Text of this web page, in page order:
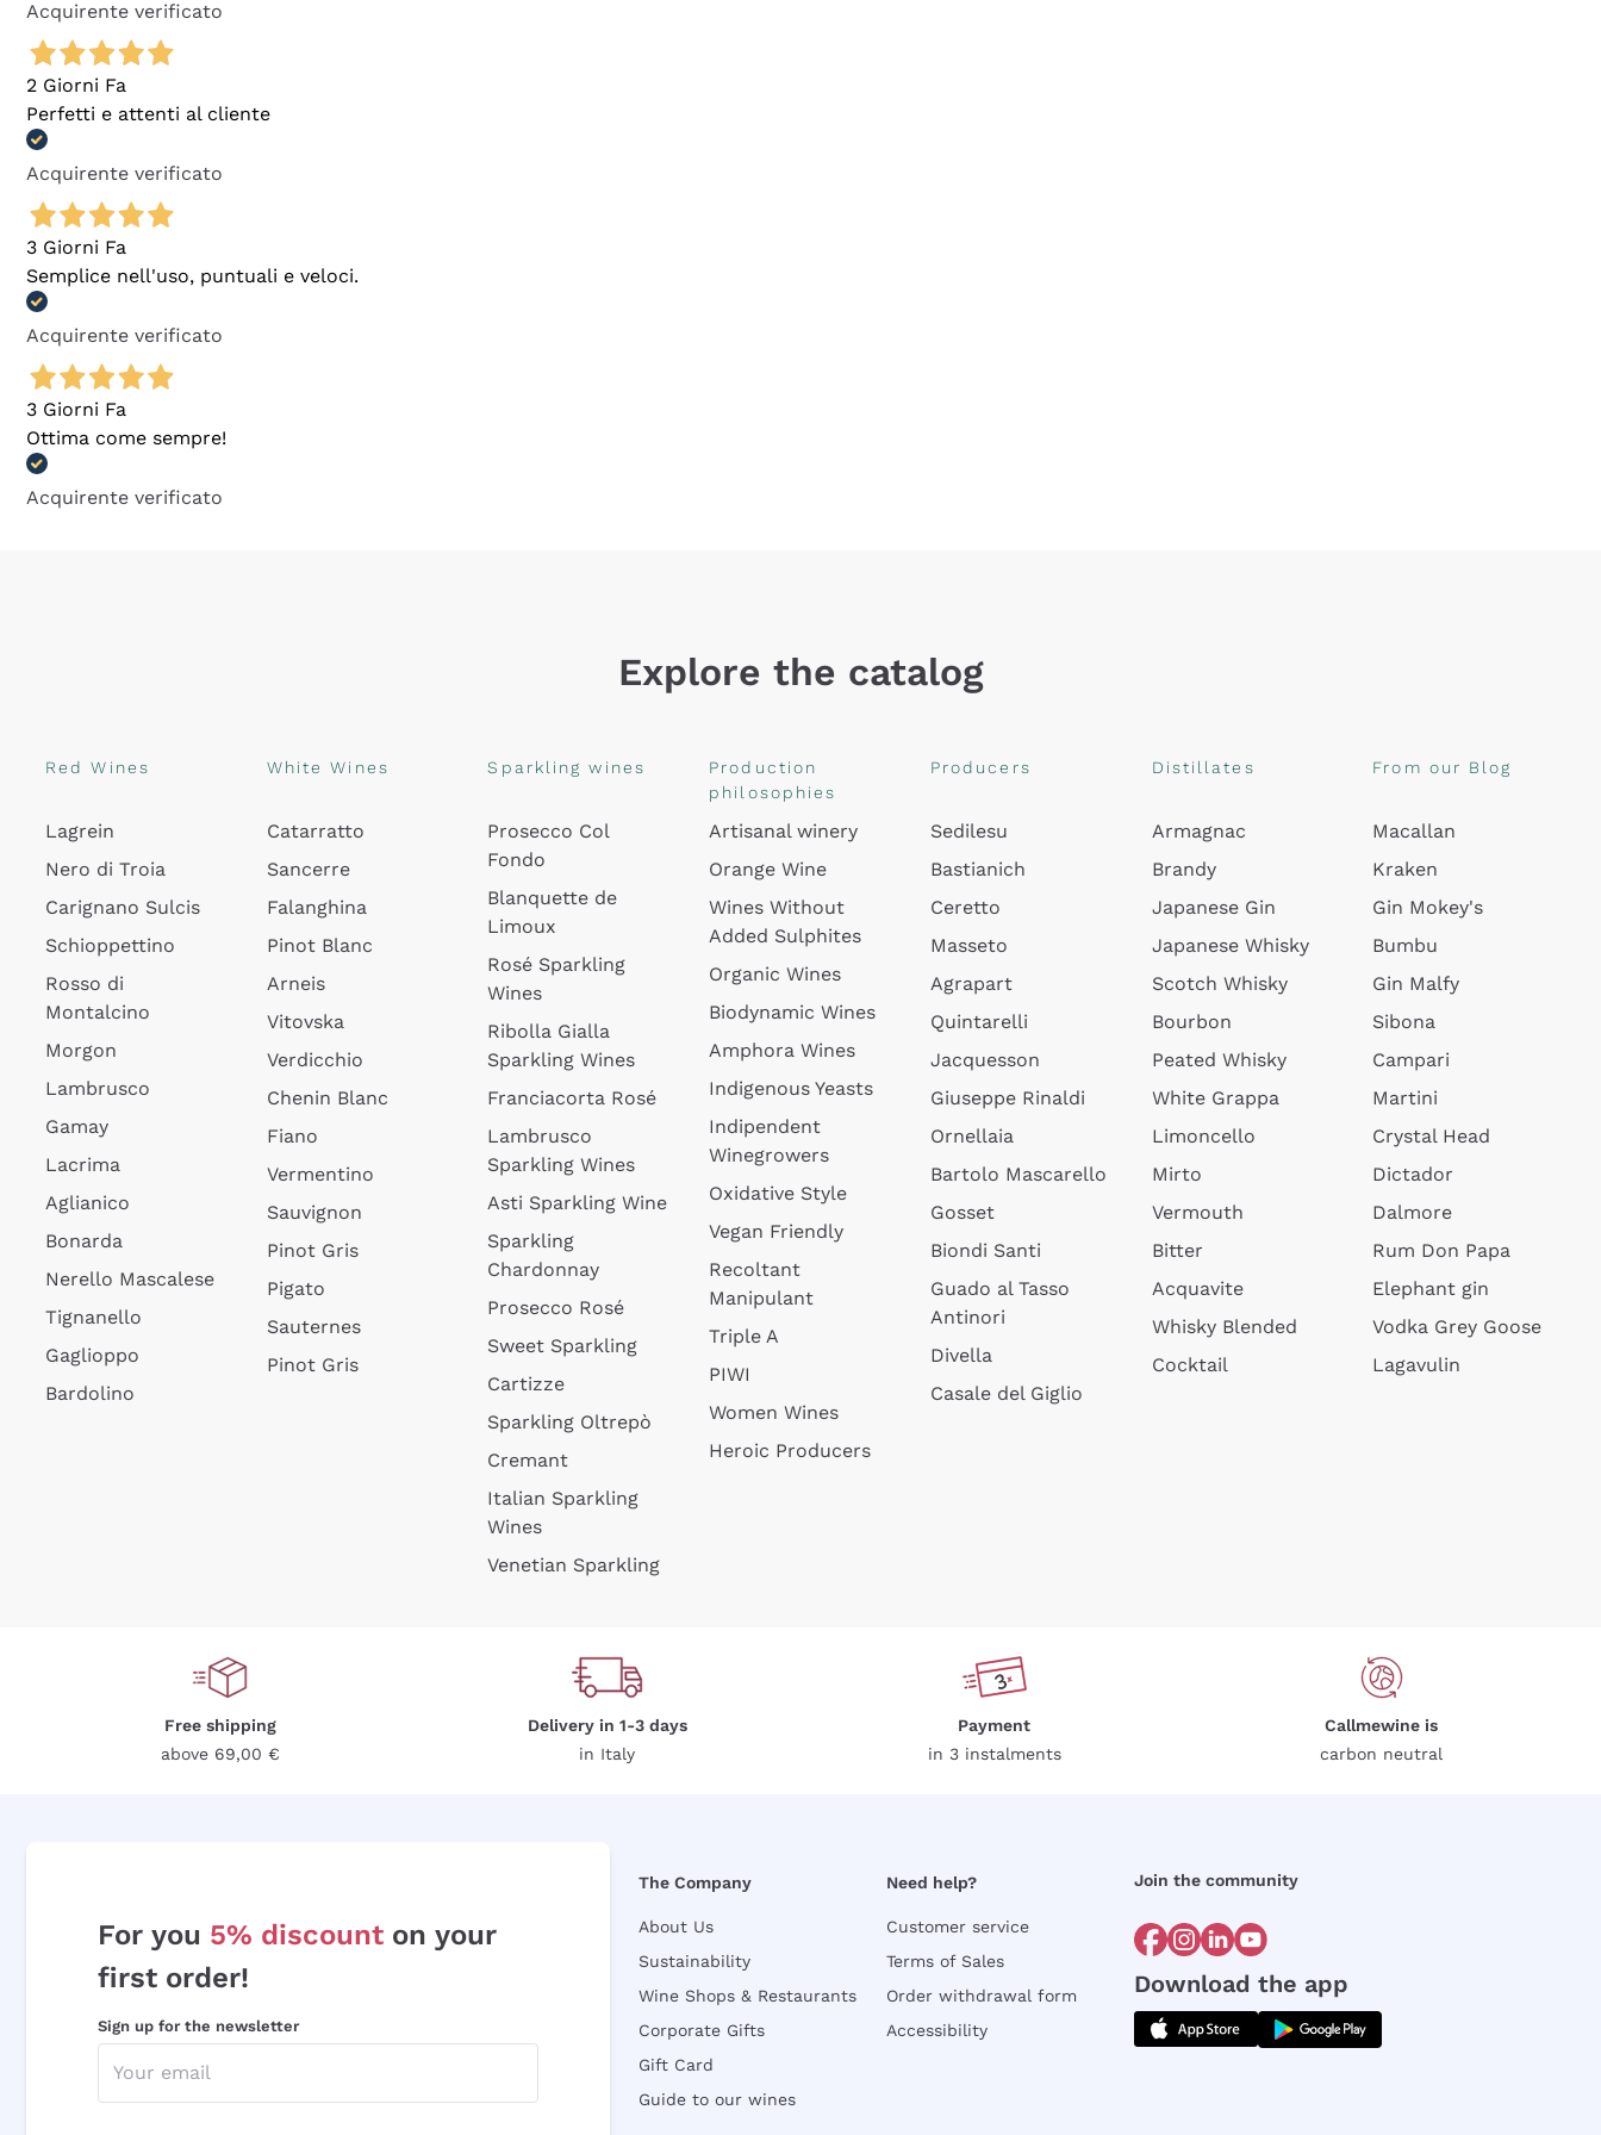
Acquirente verificato
2 Giorni Fa
Perfetti e attenti al cliente
Acquirente verificato
3 Giorni Fa
Semplice nell'uso, puntuali e veloci.
Acquirente verificato
3 Giorni Fa
Ottima come sempre!
Acquirente verificato
Explore the catalog
Red Wines
Lagrein
Nero di Troia
Carignano Sulcis
Schioppettino
Rosso di
Montalcino
Morgon
Lambrusco
Gamay
Lacrima
Aglianico
Bonarda
Nerello Mascalese
Tignanello
Gaglioppo
Bardolino
White Wines
Catarratto
Sancerre
Falanghina
Pinot Blanc
Arneis
Vitovska
Verdicchio
Chenin Blanc
Fiano
Vermentino
Sauvignon
Pinot Gris
Pigato
Sauternes
Pinot Gris
Sparkling wines
Prosecco Col
Fondo
Blanquette de
Limoux
Rosé Sparkling
Wines
Ribolla Gialla
Sparkling Wines
Franciacorta Rosé
Lambrusco
Sparkling Wines
Asti Sparkling Wine
Sparkling
Chardonnay
Prosecco Rosé
Sweet Sparkling
Cartizze
Sparkling Oltrepò
Cremant
Italian Sparkling
Wines
Venetian Sparkling
Production
philosophies
Artisanal winery
Orange Wine
Wines Without
Added Sulphites
Organic Wines
Biodynamic Wines
Amphora Wines
Indigenous Yeasts
Indipendent
Winegrowers
Oxidative Style
Vegan Friendly
Recoltant
Manipulant
Triple A
PIWI
Women Wines
Heroic Producers
Producers
Sedilesu
Bastianich
Ceretto
Masseto
Agrapart
Quintarelli
Jacquesson
Giuseppe Rinaldi
Ornellaia
Bartolo Mascarello
Gosset
Biondi Santi
Guado al Tasso
Antinori
Divella
Casale del Giglio
Distillates
Armagnac
Brandy
Japanese Gin
Japanese Whisky
Scotch Whisky
Bourbon
Peated Whisky
White Grappa
Limoncello
Mirto
Vermouth
Bitter
Acquavite
Whisky Blended
Cocktail
From our Blog
Macallan
Kraken
Gin Mokey's
Bumbu
Gin Malfy
Sibona
Campari
Martini
Crystal Head
Dictador
Dalmore
Rum Don Papa
Elephant gin
Vodka Grey Goose
Lagavulin
Free shipping
above 69,00 €
Delivery in 1-3 days
in Italy
Payment
in 3 instalments
Callmewine is
carbon neutral
For you 5% discount on your
first order!
Sign up for the newsletter
The Company
About Us
Sustainability
Wine Shops & Restaurants
Corporate Gifts
Gift Card
Guide to our wines
Need help?
Customer service
Terms of Sales
Order withdrawal form
Accessibility
Join the community
Download the app